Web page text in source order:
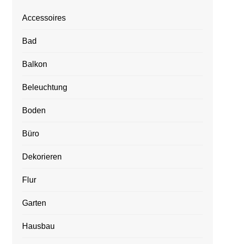
Accessoires
Bad
Balkon
Beleuchtung
Boden
Büro
Dekorieren
Flur
Garten
Hausbau